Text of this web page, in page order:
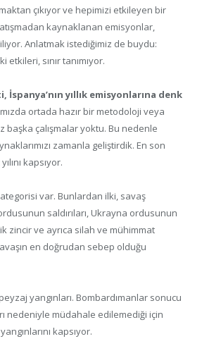
çıkıyor ve hepimizi etkileyen bir
kaynaklanan emisyonlar,
Anlatmak istediğimiz de buydu:
etkileri, sınır tanımıyor.
İspanya’nın yıllık emisyonlarına denk
ortada hazır bir metodoloji veya
başka çalışmalar yoktu. Bu nedenle
zamanla geliştirdik. En son
kapsıyor.
var. Bunlardan ilki, savaş
saldırıları, Ukrayna ordusunun
zincir ve ayrıca silah ve mühimmat
en doğrudan sebep olduğu
yangınları. Bombardımanlar sonucu
nedeniyle müdahale edilemediği için
kapsıyor.